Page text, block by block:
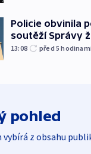
Policie obvinila
soutěží Správy
13:08 před 5hodinami
pohled
vybírá z obsahu